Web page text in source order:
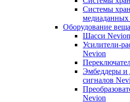
Системы
медиаданных
Оборудование
Шасси Nevion
Усилители-
Nevion
Эмбеддеры и
сигналов
Nevion